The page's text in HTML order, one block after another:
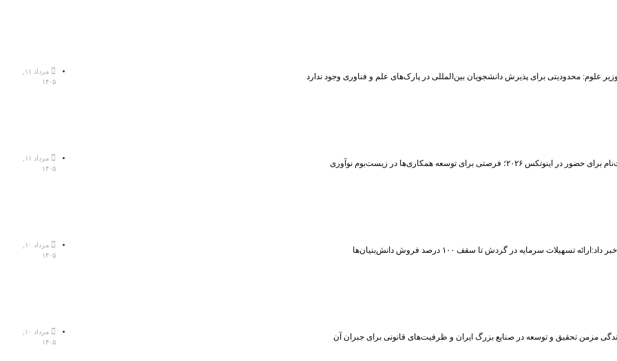
علوم: محدودیتی برای پذیرش دانشجویان بین‌المللی در پارک‌های علم و فناوری وجود ندارد
۱۴۰۵
در اینوتکس ۲۰۲۶؛ فرصتی برای توسعه همکاری‌ها در زیست‌بوم نوآوری
۱۴۰۵
داد:ارائه تسهیلات سرمایه در گردش تا سقف ۱۰۰ درصد فروش دانش‌بنیان‌ها
۱۴۰۵
مزمن تحقیق و توسعه در صنایع بزرگ ایران و ظرفیت‌های قانونی برای جبران آن
۱۴۰۵